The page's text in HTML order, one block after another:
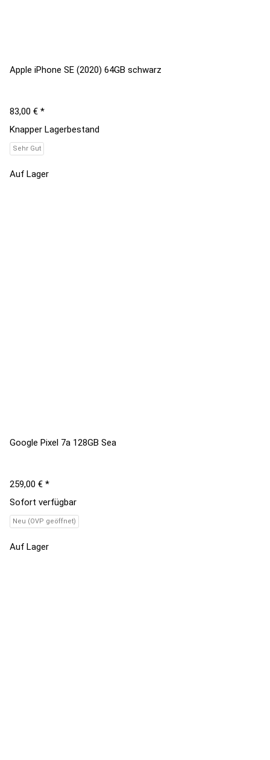
Apple iPhone SE (2020) 64GB schwarz
83,00 € *
Knapper Lagerbestand
Sehr Gut
Auf Lager
Google Pixel 7a 128GB Sea
259,00 € *
Sofort verfügbar
Neu (OVP geöffnet)
Auf Lager